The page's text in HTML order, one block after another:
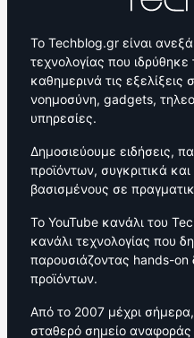
Το Techblog.gr είναι
τεχνολογίας που
καθημερινά τις
νοημοσύνη, gadgets,
υπηρεσίες.
Δημοσιεύουμε ειδήσεις,
προϊόντων, συγκριτικά
βασισμένους σε
Το YouTube κανάλι του
κανάλι τεχνολογίας που
παρουσιάζοντας hands-on
προϊόντων.
Από το 2007 μέχρι
σταθερό σημείο αναφοράς